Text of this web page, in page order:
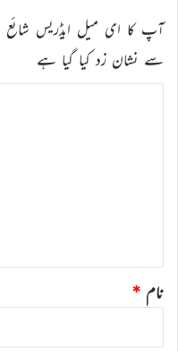
آپ کا ای میل ایڈریس شائع
سے نشان زد کیا گیا ہے
نام *